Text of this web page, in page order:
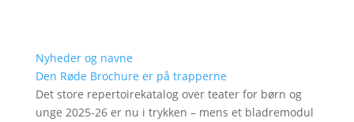
Nyheder og navne
Den Røde Brochure er på trapperne
Det store repertoirekatalog over teater for børn og
unge 2025-26 er nu i trykken – mens et bladremodul